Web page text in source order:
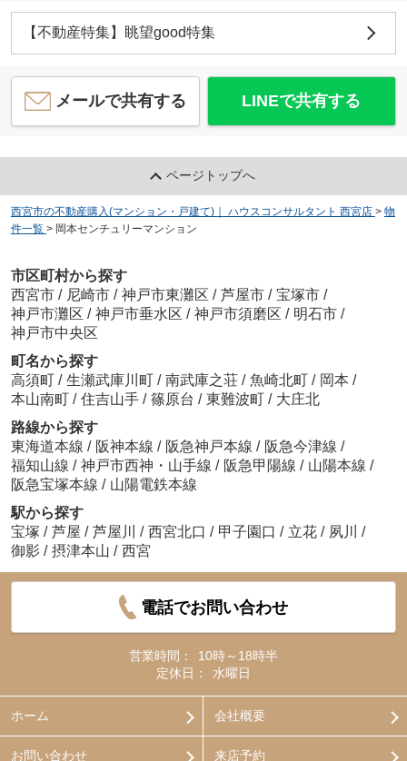
【不動産特集】眺望good特集
メールで共有する LINEで共有する
ページトップへ
西宮市の不動産購入(マンション・戸建て)｜ ハウスコンサルタント 西宮店 > 物
件一覧 > 岡本センチュリーマンション
市区町村から探す
西宮市 / 尼崎市 / 神戸市東灘区 / 芦屋市 / 宝塚市 /
神戸市灘区 / 神戸市垂水区 / 神戸市須磨区 / 明石市 /
神戸市中央区
町名から探す
高須町 / 生瀬武庫川町 / 南武庫之荘 / 魚崎北町 / 岡本 /
本山南町 / 住吉山手 / 篠原台 / 東難波町 / 大庄北
路線から探す
東海道本線 / 阪神本線 / 阪急神戸本線 / 阪急今津線 /
福知山線 / 神戸市西神・山手線 / 阪急甲陽線 / 山陽本線 /
阪急宝塚本線 / 山陽電鉄本線
駅から探す
宝塚 / 芦屋 / 芦屋川 / 西宮北口 / 甲子園口 / 立花 / 夙川
/
御影 / 摂津本山 / 西宮
電話でお問い合わせ
営業時間：
10時～18時半
定休日：
水曜日
ホーム 会社概要
お問い合わせ 来店予約